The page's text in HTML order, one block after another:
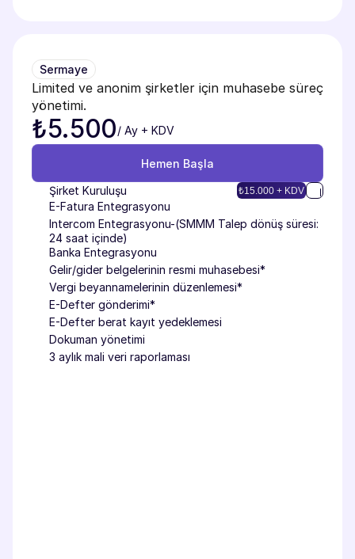
Sermaye
Limited ve anonim şirketler için muhasebe süreç
yönetimi.
₺5.500/ Ay + KDV
Hemen Başla
Hemen Başla
Şirket Kuruluşu ₺15.000 + KDV
E-Fatura Entegrasyonu
Intercom Entegrasyonu-(SMMM Talep dönüş süresi:
24 saat içinde)
Banka Entegrasyonu
Gelir/gider belgelerinin resmi muhasebesi*
Vergi beyannamelerinin düzenlemesi*
E-Defter gönderimi*
E-Defter berat kayıt yedeklemesi
Dokuman yönetimi
3 aylık mali veri raporlaması